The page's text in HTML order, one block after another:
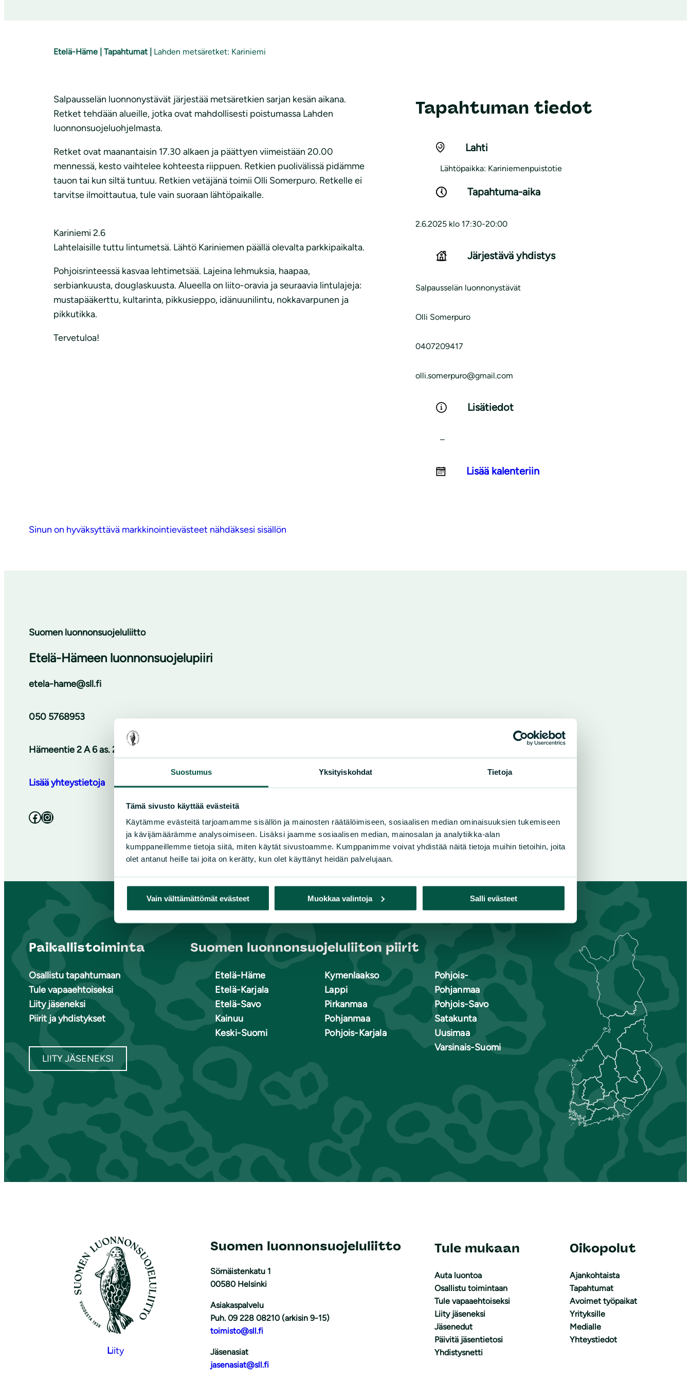
Suostumus Yksityiskohdat Tietoja
Tämä sivusto käyttää evästeitä
Käytämme evästeitä tarjoamamme sisällön ja mainosten räätälöimiseen, sosiaalisen median ominaisuuksien tukemiseen
ja kävijämäärämme analysoimiseen. Lisäksi jaamme sosiaalisen median, mainosalan ja analytiikka-alan
kumppaneillemme tietoja siitä, miten käytät sivustoamme. Kumppanimme voivat yhdistää näitä tietoja muihin tietoihin, joita
olet antanut heille tai joita on kerätty, kun olet käyttänyt heidän palvelujaan.
Vain välttämättömät evästeet Muokkaa valintoja Salli evästeet
Etelä-Häme Tapahtumat| Lahden metsäretket: Kariniemi
Salpausselän luonnonystävät järjestää metsäretkien sarjan kesän aikana.
Retket tehdään alueille, jotka ovat mahdollisesti poistumassa Lahden
luonnonsuojeluohjelmasta.
Retket ovat maanantaisin 17.30 alkaen ja päättyen viimeistään 20.00
mennessä, kesto vaihtelee kohteesta riippuen. Retkien puolivälissä pidämme
tauon tai kun siltä tuntuu. Retkien vetäjänä toimii Olli Somerpuro. Retkelle ei
tarvitse ilmoittautua, tule vain suoraan lähtöpaikalle.
Kariniemi 2.6
Lahtelaisille tuttu lintumetsä. Lähtö Kariniemen päällä olevalta parkkipaikalta.
Pohjoisrinteessä kasvaa lehtimetsää. Lajeina lehmuksia, haapaa,
serbiankuusta, douglaskuusta. Alueella on liito-oravia ja seuraavia lintulajeja:
mustapääkerttu, kultarinta, pikkusieppo, idänuunilintu, nokkavarpunen ja
pikkutikka.
Tervetuloa!
Tapahtuman tiedot
Lahti
Lähtöpaikka: Kariniemenpuistotie
Tapahtuma-aika
2.6.2025 klo 17:30-20:00
Järjestävä yhdistys
Salpausselän luonnonystävät
Olli Somerpuro
0407209417
olli.somerpuro@gmail.com
Lisätiedot
–
Lisää kalenteriin
Sinun on hyväksyttävä markkinointievästeet nähdäksesi sisällön
Suomen luonnonsuojeluliitto
Etelä-Hämeen luonnonsuojelupiiri
etela-hame@sll.fi
050 5768953
Hämeentie 2 A 6 as. 2, 13200 Hämeenlinna
Lisää yhteystietoja
Facebook Instagram
Paikallistoiminta
Osallistu tapahtumaan
Tule vapaaehtoiseksi
Liity jäseneksi
Piirit ja yhdistykset
LIITY JÄSENEKSI
Suomen luonnonsuojeluliiton piirit
Etelä-Häme
Etelä-Karjala
Etelä-Savo
Kainuu
Keski-Suomi
Kymenlaakso
Lappi
Pirkanmaa
Pohjanmaa
Pohjois-Karjala
Pohjois-
Pohjanmaa
Pohjois-Savo
Satakunta
Uusimaa
Varsinais-Suomi
Liity
Suomen luonnonsuojeluliitto
Sörnäistenkatu 1
00580 Helsinki
Asiakaspalvelu
Puh. 09 228 08210 (arkisin 9-15)
toimisto@sll.fi
Jäsenasiat
jasenasiat@sll.fi
Tule mukaan
Auta luontoa
Osallistu toimintaan
Tule vapaaehtoiseksi
Liity jäseneksi
Jäsenedut
Päivitä jäsentietosi
Yhdistysnetti
Oikopolut
Ajankohtaista
Tapahtumat
Avoimet työpaikat
Yrityksille
Medialle
Yhteystiedot